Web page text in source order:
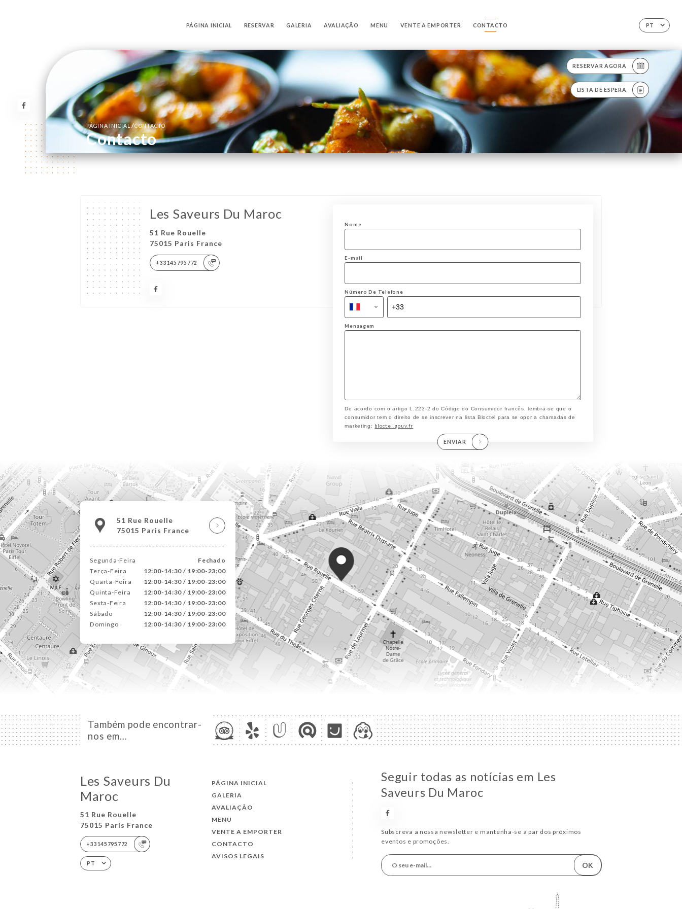
PT
PÁGINA INICIAL RESERVAR GALERIA AVALIAÇÃO MENU VENTE A EMPORTER CONTACTO
RESERVAR AGORA
LISTA DE ESPERA
PÁGINA INICIAL/CONTACTO
Contacto
Les Saveurs Du Maroc
51 Rue Rouelle
75015 Paris France
+33145795772
Nome
E-mail
Número De Telefone
Mensagem
De acordo com o artigo L.223-2 do Código do Consumidor francês, lembra-se que o
consumidor tem o direito de se inscrever na lista Bloctel para se opor a chamadas de
marketing: bloctel.gouv.fr
ENVIAR
51 Rue Rouelle
75015 Paris France
Segunda-Feira
Fechado
Terça-Feira
12:00-14:30 / 19:00-23:00
Quarta-Feira
12:00-14:30 / 19:00-23:00
Quinta-Feira
12:00-14:30 / 19:00-23:00
Sexta-Feira
12:00-14:30 / 19:00-23:00
Sábado
12:00-14:30 / 19:00-23:00
Domingo
12:00-14:30 / 19:00-23:00
Também pode encontrar-
nos em…
Les Saveurs Du
Maroc
51 Rue Rouelle
75015 Paris France
+33145795772
PT
PÁGINA INICIAL
GALERIA
AVALIAÇÃO
MENU
VENTE A EMPORTER
CONTACTO
AVISOS LEGAIS
Seguir todas as notícias em Les
Saveurs Du Maroc
Subscreva a nossa newsletter e mantenha-se a par dos próximos
eventos e promoções.
OK